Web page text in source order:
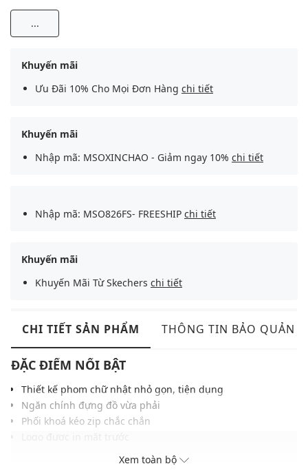
...
Khuyến mãi
Ưu Đãi 10% Cho Mọi Đơn Hàng chi tiết
Khuyến mãi
Nhập mã: MSOXINCHAO - Giảm ngay 10% chi tiết
Nhập mã: MSO826FS- FREESHIP chi tiết
Khuyến mãi
Khuyến Mãi Từ Skechers chi tiết
CHI TIẾT SẢN PHẨM THÔNG TIN BẢO QUẢN
ĐẶC ĐIỂM NỔI BẬT
Thiết kế phom chữ nhật nhỏ gọn, tiện dụng
Ngăn chính đựng đồ vừa phải
Phối khoá kéo zip chắc chắn
Chất liệu vải cao cấp, đường may tỉ mỉ
Xem toàn bộ